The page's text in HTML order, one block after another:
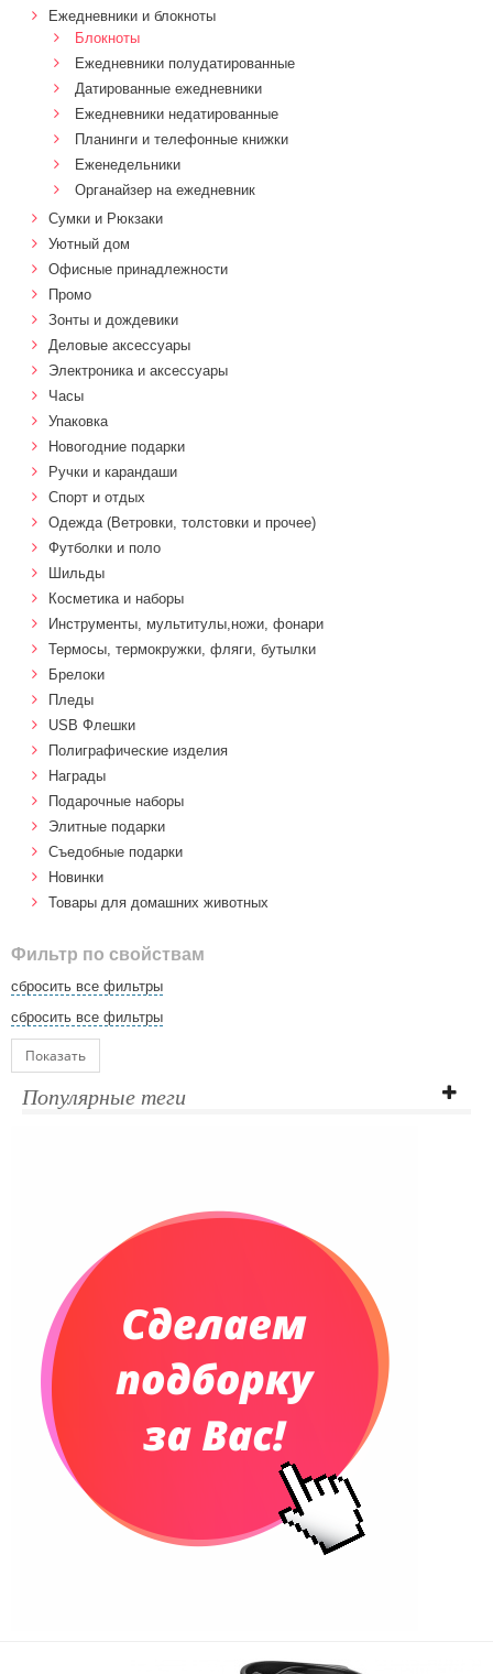
Ежедневники и блокноты
Блокноты
Ежедневники полудатированные
Датированные ежедневники
Ежедневники недатированные
Планинги и телефонные книжки
Еженедельники
Органайзер на ежедневник
Сумки и Рюкзаки
Уютный дом
Офисные принадлежности
Промо
Зонты и дождевики
Деловые аксессуары
Электроника и аксессуары
Часы
Упаковка
Новогодние подарки
Ручки и карандаши
Спорт и отдых
Одежда (Ветровки, толстовки и прочее)
Футболки и поло
Шильды
Косметика и наборы
Инструменты, мультитулы,ножи, фонари
Термосы, термокружки, фляги, бутылки
Брелоки
Пледы
USB Флешки
Полиграфические изделия
Награды
Подарочные наборы
Элитные подарки
Cъедобные подарки
Новинки
Товары для домашних животных
Фильтр по свойствам
сбросить все фильтры
сбросить все фильтры
Показать
Популярные теги